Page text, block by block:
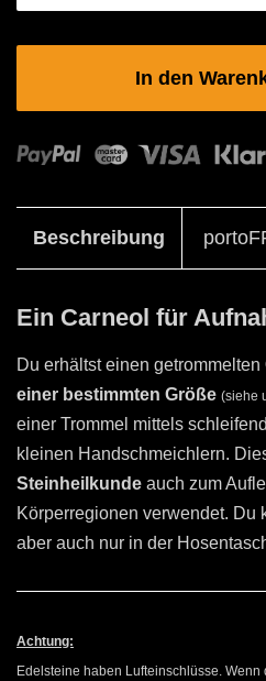
In den
Beschreibung
Ein Carneol für
Du erhältst einen getrommelten
einer bestimmten Größe (siehe
einer Trommel mittels
kleinen Handschmeichlern.
Steinheilkunde auch zum
Körperregionen verwendet. Du
aber auch nur in der
Achtung:
Edelsteine haben Lufteinschlüsse.